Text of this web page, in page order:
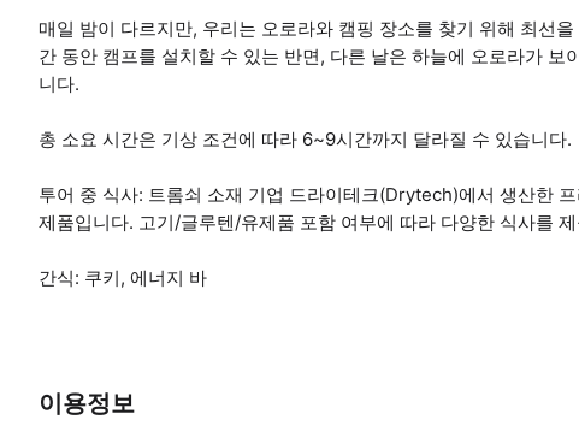
매일 밤이 다르지만, 우리는 오로라와 캠핑 장소를 찾기 위해 최선
간 동안 캠프를 설치할 수 있는 반면, 다른 날은 하늘에 오로라가
니다.
총 소요 시간은 기상 조건에 따라 6~9시간까지 달라질 수 있습니다.
투어 중 식사: 트롬쇠 소재 기업 드라이테크(Drytech)에서 생산한
제품입니다. 고기/글루텐/유제품 포함 여부에 따라 다양한 식사를
간식: 쿠키, 에너지 바
이용정보